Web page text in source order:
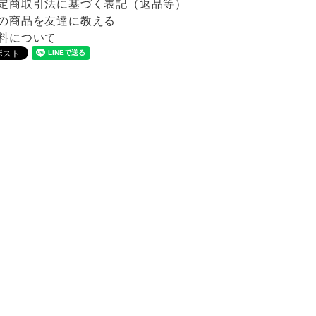
商品を友達に教える
について